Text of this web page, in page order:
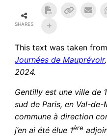
SHARES
This text was taken
Journées de Mauprévoir
2024.
Gentilly est une ville de
sud de Paris, en Val-de-
commune à direction
j’en ai été élue 1ère